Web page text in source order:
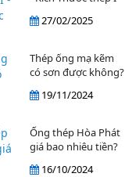
27/02/2025
Thép ống mạ kẽm
có sơn được không?
19/11/2024
Ống thép Hòa Phát
giá bao nhiêu tiền?
16/10/2024